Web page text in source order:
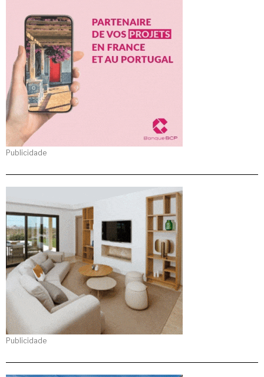
Publicidade
Publicidade